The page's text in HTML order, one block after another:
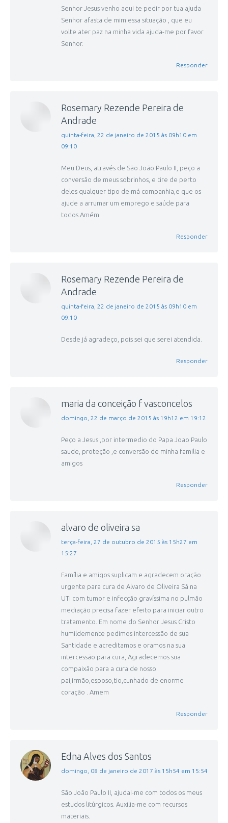
Senhor Jesus venho aqui te pedir por tua ajuda
Senhor afasta de mim essa situação , que eu
volte ater paz na minha vida ajuda-me por favor
Senhor.
Responder
Rosemary Rezende Pereira de
Andrade
disse:
quinta-feira, 22 de janeiro de 2015 às 09h10 em
09:10
Meu Deus, através de São João Paulo II, peço a
conversão de meus sobrinhos, e tire de perto
deles qualquer tipo de má companhia,e que os
ajude a arrumar um emprego e saúde para
todos.Amém
Responder
Rosemary Rezende Pereira de
Andrade
disse:
quinta-feira, 22 de janeiro de 2015 às 09h10 em
09:10
Desde já agradeço, pois sei que serei atendida.
Responder
maria da conceição f vasconcelos
disse:
domingo, 22 de março de 2015 às 19h12 em 19:12
Peço a Jesus ,por intermedio do Papa Joao Paulo
saude, proteção ,e conversão de minha familia e
amigos
Responder
alvaro de oliveira sa
disse:
terça-feira, 27 de outubro de 2015 às 15h27 em
15:27
Família e amigos suplicam e agradecem oração
urgente para cura de Alvaro de Oliveira Sá na
UTI com tumor e infecção gravíssima no pulmão
mediação precisa fazer efeito para iniciar outro
tratamento. Em nome do Senhor Jesus Cristo
humildemente pedimos intercessão de sua
Santidade e acreditamos e oramos na sua
intercessão para cura, Agradecemos sua
compaixão para a cura de nosso
pai,irmão,esposo,tio,cunhado de enorme
coração . Amem
Responder
Edna Alves dos Santos
disse:
domingo, 08 de janeiro de 2017 às 15h54 em 15:54
São João Paulo II, ajudai-me com todos os meus
estudos litúrgicos. Auxilia-me com recursos
materiais.